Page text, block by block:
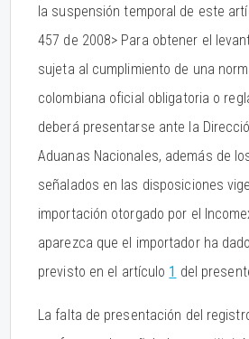
la suspensión temporal de este
457 de 2008> Para obtener el
sujeta al cumplimiento de una
colombiana oficial obligatoria o
deberá presentarse ante la
Aduanas Nacionales, además de
señalados en las disposiciones
importación otorgado por el
aparezca que el importador ha
previsto en el artículo 1 del
La falta de presentación del